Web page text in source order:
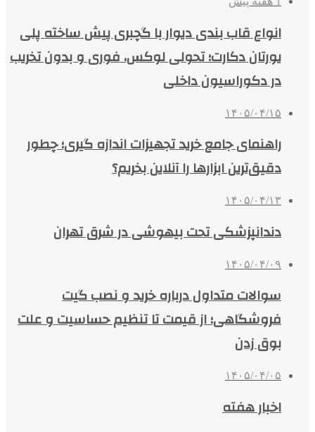
انواع قاب بندی دیوار با گچبری پیش ساخته پلی
یورتان دکارت؛ تحولی لوکس، فوری و بدون تخریب
در دکوراسیون داخلی
۱۴۰۵/۰۴/۱۵
راهنمای جامع خرید تجهیزات اندازه گیری؛ چطور
دقیق‌ترین ابزارها را آنلاین بخریم؟
۱۴۰۵/۰۴/۱۳
دندانپزشکی تحت بیهوشی در شرق تهران
۱۴۰۵/۰۴/۰۹
سوالات متداول درباره خرید و نصب گیت
فروشگاهی؛ از قیمت تا تنظیم حساسیت و علت
بوق زدن
۱۴۰۵/۰۴/۰۵
اخبار هفته